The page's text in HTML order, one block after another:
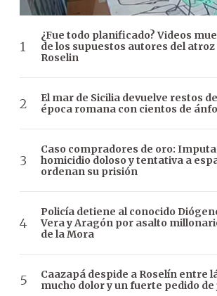
¿Fue todo planificado? Videos
de los supuestos autores del
Roselin
El mar de Sicilia devuelve restos
época romana con cientos de
Caso compradores de oro:
homicidio doloso y tentativa a
ordenan su prisión
Policía detiene al conocido
Vera y Aragón por asalto
de la Mora
Caazapá despide a Roselín entre
mucho dolor y un fuerte pedido